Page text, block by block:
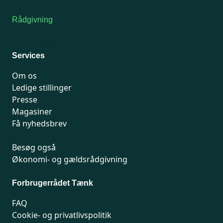
Rådgivning
Services
Om os
Ledige stillinger
Presse
Magasiner
Få nyhedsbrev
Besøg også
Økonomi- og gældsrådgivning
Forbrugerrådet Tænk
FAQ
Cookie- og privatlivspolitik